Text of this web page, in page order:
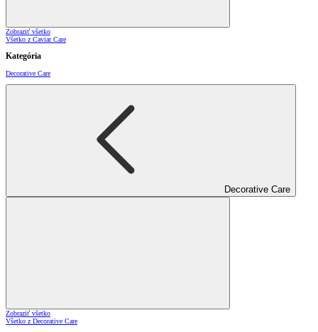
Zobraziť všetko
Všetko z Caviar Care
Kategória
Decorative Care
Decorative Care
Zobraziť všetko
Všetko z Decorative Care